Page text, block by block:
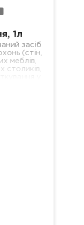
1л
засіб
(стін,
меблів,
столиків,
-